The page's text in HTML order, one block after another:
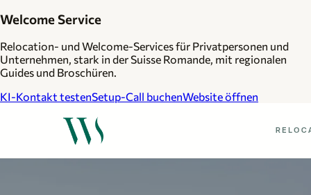
Welcome Service
Relocation- und Welcome-Services für Privatpersonen und
Unternehmen, stark in der Suisse Romande, mit regionalen
Guides und Broschüren.
KI-Kontakt testenSetup-Call buchenWebsite öffnen